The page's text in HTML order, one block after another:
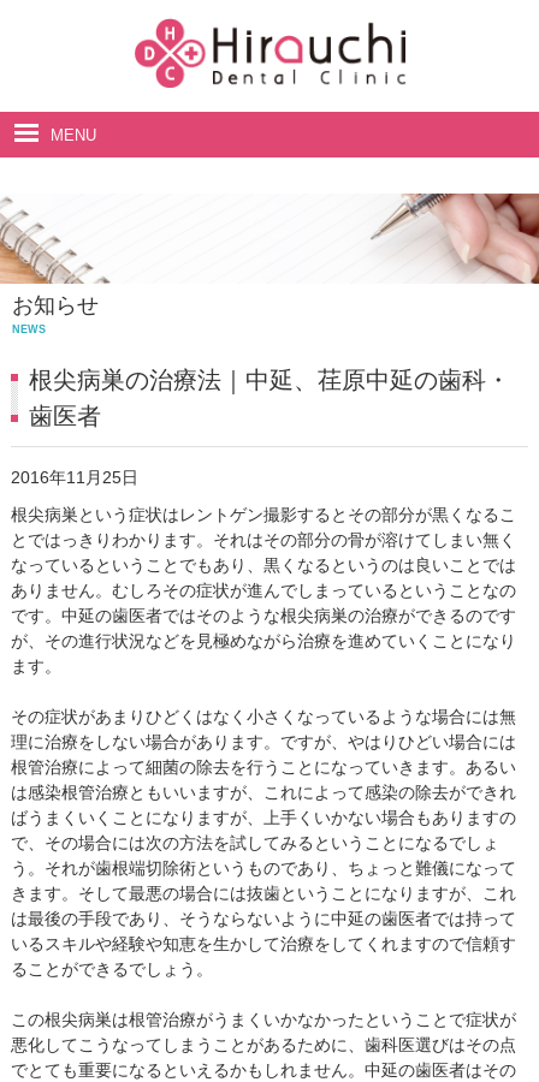
MENU
アクセス・診療時間
お知らせ
NEWS
根尖病巣の治療法｜中延、荏原中延の歯科・
歯医者
2016年11月25日
根尖病巣という症状はレントゲン撮影するとその部分が黒くなるこ
とではっきりわかります。それはその部分の骨が溶けてしまい無く
なっているということでもあり、黒くなるというのは良いことでは
ありません。むしろその症状が進んでしまっているということなの
です。中延の歯医者ではそのような根尖病巣の治療ができるのです
が、その進行状況などを見極めながら治療を進めていくことになり
ます。
その症状があまりひどくはなく小さくなっているような場合には無
理に治療をしない場合があります。ですが、やはりひどい場合には
根管治療によって細菌の除去を行うことになっていきます。あるい
は感染根管治療ともいいますが、これによって感染の除去ができれ
ばうまくいくことになりますが、上手くいかない場合もありますの
で、その場合には次の方法を試してみるということになるでしょ
う。それが歯根端切除術というものであり、ちょっと難儀になって
きます。そして最悪の場合には抜歯ということになりますが、これ
は最後の手段であり、そうならないように中延の歯医者では持って
いるスキルや経験や知恵を生かして治療をしてくれますので信頼す
ることができるでしょう。
この根尖病巣は根管治療がうまくいかなかったということで症状が
悪化してこうなってしまうことがあるために、歯科医選びはその点
でとても重要になるといえるかもしれません。中延の歯医者はその